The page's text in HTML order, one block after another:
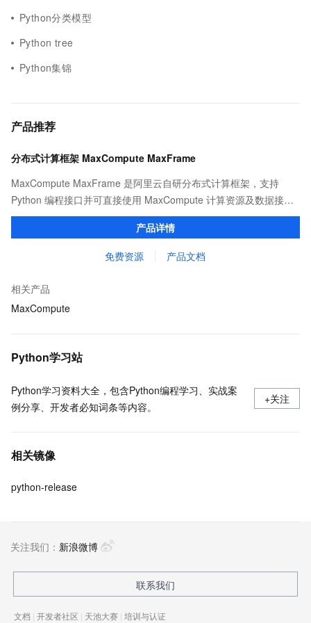
Python分类模型
Python tree
Python集锦
产品推荐
分布式计算框架 MaxCompute MaxFrame
MaxCompute MaxFrame 是阿里云自研分布式计算框架，支持
Python 编程接口并可直接使用 MaxCompute 计算资源及数据接
口，与 MaxCompute Notebook、镜像管理等功能共同构成
MaxCompute 完整 Python 开发生态。
产品详情
免费资源 产品文档
相关产品
MaxCompute
Python学习站
Python学习资料大全，包含Python编程学习、实战案
例分享、开发者必知词条等内容。
+关注
相关镜像
python-release
关注我们： 新浪微博
联系我们
文档 | 开发者社区 | 天池大赛 | 培训与认证